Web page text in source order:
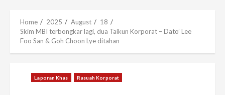
Home 2025 August
18
Skim MBI terbongkar lagi, dua Taikun Korporat – Dato’ Lee
Foo San & Goh Choon Lye ditahan
Laporan Khas Rasuah Korporat